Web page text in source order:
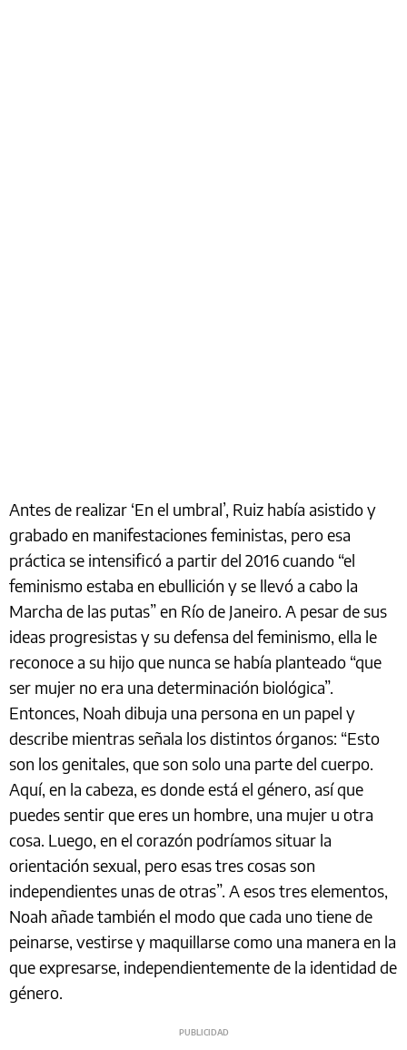
Antes de realizar ‘En el umbral’, Ruiz había asistido y
grabado en manifestaciones feministas, pero esa
práctica se intensificó a partir del 2016 cuando “el
feminismo estaba en ebullición y se llevó a cabo la
Marcha de las putas” en Río de Janeiro. A pesar de sus
ideas progresistas y su defensa del feminismo, ella le
reconoce a su hijo que nunca se había planteado “que
ser mujer no era una determinación biológica”.
Entonces, Noah dibuja una persona en un papel y
describe mientras señala los distintos órganos: “Esto
son los genitales, que son solo una parte del cuerpo.
Aquí, en la cabeza, es donde está el género, así que
puedes sentir que eres un hombre, una mujer u otra
cosa. Luego, en el corazón podríamos situar la
orientación sexual, pero esas tres cosas son
independientes unas de otras”. A esos tres elementos,
Noah añade también el modo que cada uno tiene de
peinarse, vestirse y maquillarse como una manera en la
que expresarse, independientemente de la identidad de
género.